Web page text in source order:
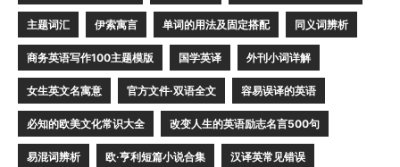
主题词汇 伊索寓言 单词的用法及固定搭配 同义词辨析
商务英语写作100主题模版 国学英译 外刊小词详解
女生英文名寓意 官方文件·双语全文 容易误译的英语
必知的欧美文化常识大全 改变人生的英语励志名言500句
易混词辨析 欧·亨利短篇小说合集 汉译英常见错误